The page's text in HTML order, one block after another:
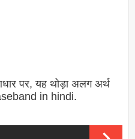
पर, यह थोड़ा अलग अर्थ
in hindi.